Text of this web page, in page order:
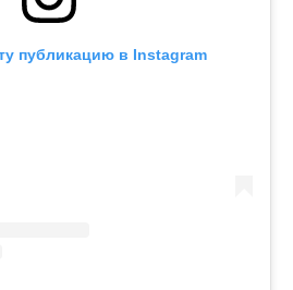
публикацию в Instagram